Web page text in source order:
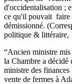
d'occidentalisation ;
ce qu'il pouvait faire
démissionné.
politique & littéraire,
“Ancien ministre mis
la Chambre a décidé
ministre des
vente de fermes à